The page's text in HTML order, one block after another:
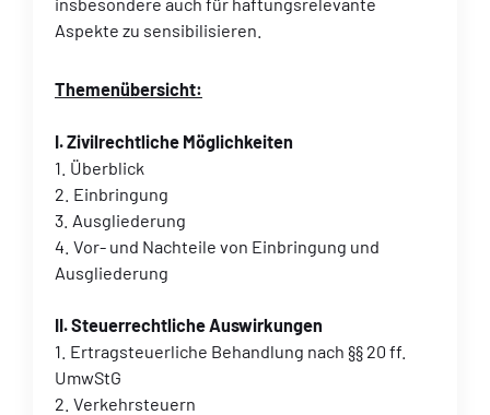
Aspekte zu sensibilisieren.
Themenübersicht:
I. Zivilrechtliche Möglichkeiten
1. Überblick
2. Einbringung
3. Ausgliederung
4. Vor- und Nachteile von Einbringung und
Ausgliederung
II. Steuerrechtliche Auswirkungen
1. Ertragsteuerliche Behandlung nach §§ 20 ff.
UmwStG
2. Verkehrsteuern